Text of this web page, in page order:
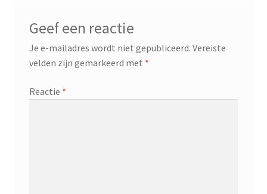
Geef een reactie
Je e-mailadres wordt niet gepubliceerd. Vereiste
velden zijn gemarkeerd met *
Reactie *